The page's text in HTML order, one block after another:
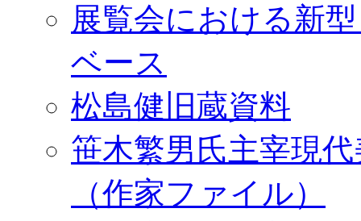
展覧会における新
ベース
松島健旧蔵資料
笹木繁男氏主宰現
（作家ファイル）